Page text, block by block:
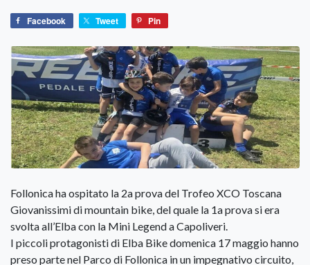
Facebook Tweet Pin
Follonica ha ospitato la 2a prova del Trofeo XCO Toscana
Giovanissimi di mountain bike, del quale la 1a prova si era
svolta all’Elba con la Mini Legend a Capoliveri.
I piccoli protagonisti di Elba Bike domenica 17 maggio hanno
preso parte nel Parco di Follonica in un impegnativo circuito,